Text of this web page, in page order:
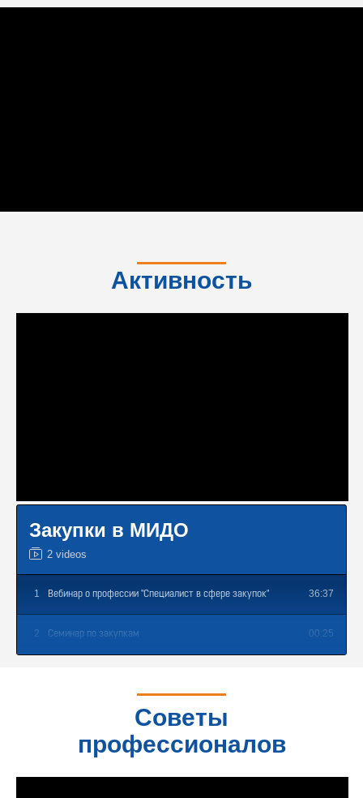
Активность
института
Закупки в МИДО
2 videos
1 Вебинар о профессии "Специалист в сфере закупок" 36:37
2 Семинар по закупкам 00:25
Советы
профессионалов